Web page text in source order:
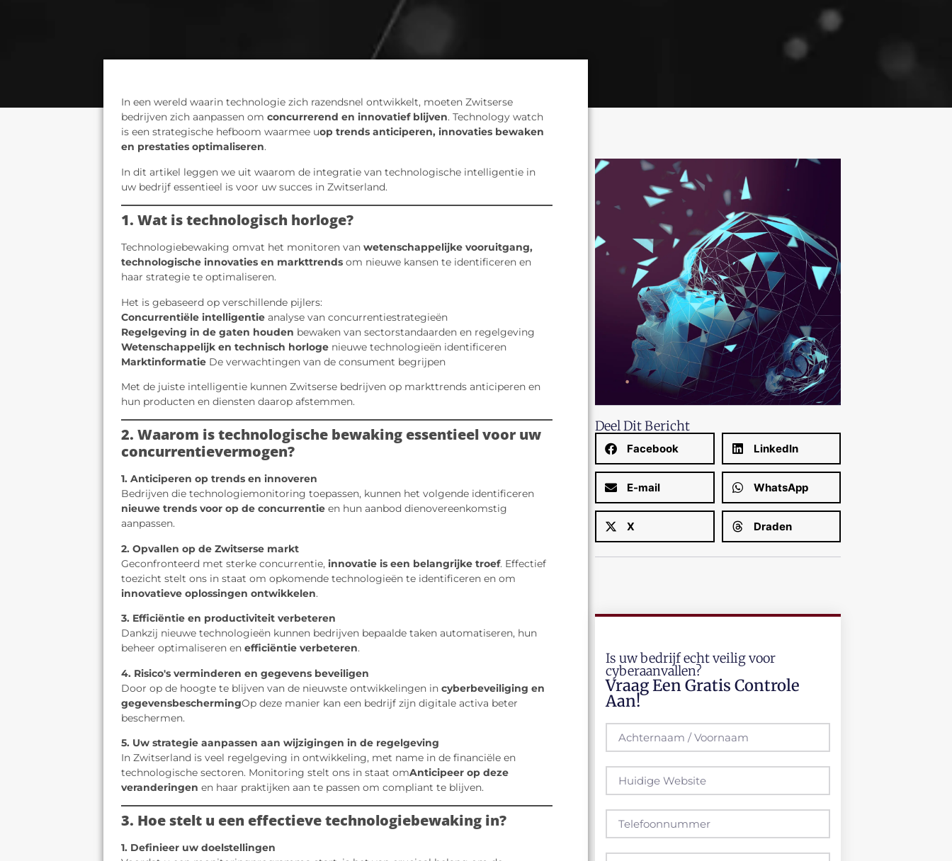
In een wereld waarin technologie zich razendsnel ontwikkelt, moeten Zwitserse
bedrijven zich aanpassen omconcurrerend en innovatief blijven. Technology watch
is een strategische hefboom waarmee uop trends anticiperen, innovaties bewaken
en prestaties optimaliseren.
In dit artikel leggen we uit waarom de integratie van technologische intelligentie in
uw bedrijf essentieel is voor uw succes in Zwitserland.
1. Wat is technologisch horloge?
Technologiebewaking omvat het monitoren vanwetenschappelijke vooruitgang,
technologische innovaties en markttrends om nieuwe kansen te identificeren en
haar strategie te optimaliseren.
Het is gebaseerd op verschillende pijlers:
Concurrentiële intelligentie analyse van concurrentiestrategieën
Regelgeving in de gaten houden bewaken van sectorstandaarden en regelgeving
Wetenschappelijk en technisch horloge nieuwe technologieën identificeren
Marktinformatie De verwachtingen van de consument begrijpen
Met de juiste intelligentie kunnen Zwitserse bedrijven op markttrends anticiperen en
hun producten en diensten daarop afstemmen.
2. Waarom is technologische bewaking essentieel voor uw
concurrentievermogen?
1. Anticiperen op trends en innoveren
Bedrijven die technologiemonitoring toepassen, kunnen het volgende identificeren
nieuwe trends voor op de concurrentie en hun aanbod dienovereenkomstig
aanpassen.
2. Opvallen op de Zwitserse markt
Geconfronteerd met sterke concurrentie,innovatie is een belangrijke troef. Effectief
toezicht stelt ons in staat om opkomende technologieën te identificeren en om
innovatieve oplossingen ontwikkelen.
3. Efficiëntie en productiviteit verbeteren
Dankzij nieuwe technologieën kunnen bedrijven bepaalde taken automatiseren, hun
beheer optimaliseren enefficiëntie verbeteren.
4. Risico's verminderen en gegevens beveiligen
Door op de hoogte te blijven van de nieuwste ontwikkelingen incyberbeveiliging en
gegevensbeschermingOp deze manier kan een bedrijf zijn digitale activa beter
beschermen.
5. Uw strategie aanpassen aan wijzigingen in de regelgeving
In Zwitserland is veel regelgeving in ontwikkeling, met name in de financiële en
technologische sectoren. Monitoring stelt ons in staat omAnticipeer op deze
veranderingen en haar praktijken aan te passen om compliant te blijven.
3. Hoe stelt u een effectieve technologiebewaking in?
1. Definieer uw doelstellingen
Deel Dit Bericht
Facebook LinkedIn
E-mail WhatsApp
X Draden
Is uw bedrijf echt veilig voor
cyberaanvallen?
Vraag Een Gratis Controle
Aan!